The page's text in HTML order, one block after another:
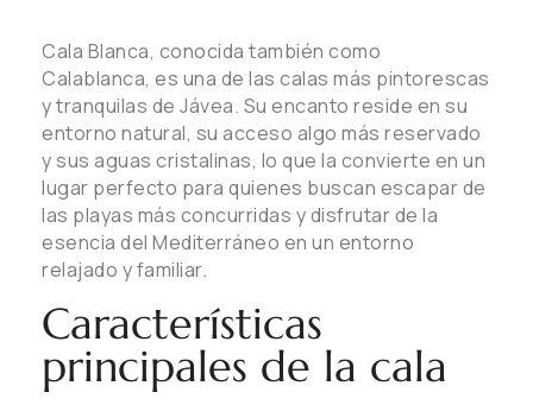
Cala Blanca, conocida también como
Calablanca, es una de las calas más pintorescas
y tranquilas de Jávea. Su encanto reside en su
entorno natural, su acceso algo más reservado
y sus aguas cristalinas, lo que la convierte en un
lugar perfecto para quienes buscan escapar de
las playas más concurridas y disfrutar de la
esencia del Mediterráneo en un entorno
relajado y familiar.
Características
principales de la cala